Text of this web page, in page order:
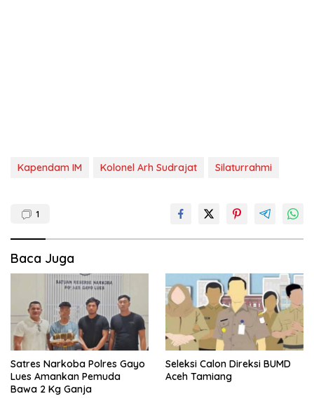
Kapendam IM Kolonel Arh Sudrajat Silaturrahmi
1
Baca Juga
Satres Narkoba Polres Gayo
Lues Amankan Pemuda
Bawa 2 Kg Ganja
Seleksi Calon Direksi BUMD
Aceh Tamiang